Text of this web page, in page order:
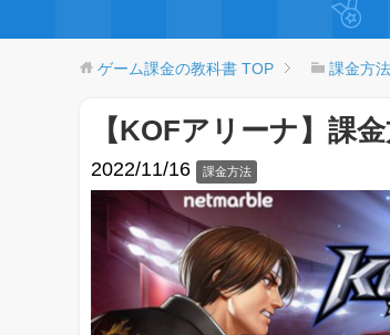
ゲーム課金の教科書 TOP 課金方法
【KOFアリーナ】課
2022/11/16 課金方法